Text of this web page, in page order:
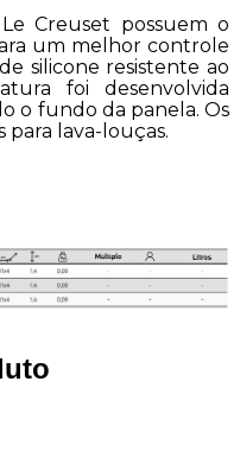
Creuset possuem o
um melhor controle
silicone resistente ao
foi desenvolvida
o fundo da panela. Os
para lava-louças.